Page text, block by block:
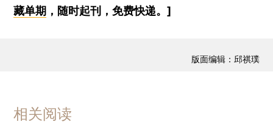
藏单期 ，随时起刊，免费快递。]
版面编辑：邱祺璞
相关阅读